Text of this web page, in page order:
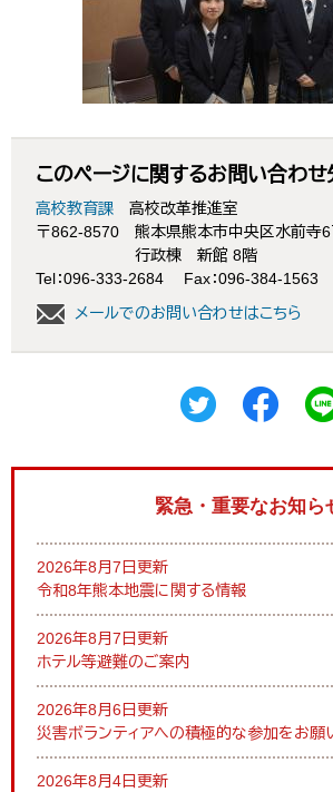
このページに関するお問い合わせ
高校教育課
高校改革推進室
〒862-8570
熊本県熊本市中央区水前寺
行政棟 新館 8階
Tel：096-333-2684
Fax：096-384-1563
メールでのお問い合わせはこちら
緊急・重要なお知ら
2026年8月7日更新
令和8年熊本地震に関する情報
2026年8月7日更新
ホテル等避難のご案内
2026年8月6日更新
災害ボランティアへの積極的な参加をお願
2026年8月4日更新